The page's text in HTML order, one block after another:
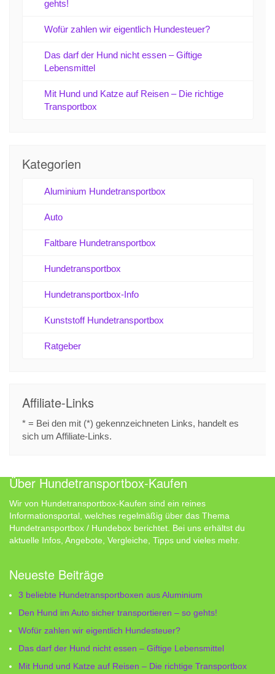
gehts!
Wofür zahlen wir eigentlich Hundesteuer?
Das darf der Hund nicht essen – Giftige
Lebensmittel
Mit Hund und Katze auf Reisen – Die richtige
Transportbox
Kategorien
Aluminium Hundetransportbox
Auto
Faltbare Hundetransportbox
Hundetransportbox
Hundetransportbox-Info
Kunststoff Hundetransportbox
Ratgeber
Affiliate-Links
* = Bei den mit (*) gekennzeichneten Links, handelt es
sich um Affiliate-Links.
Über Hundetransportbox-Kaufen
Wir von Hundetransportbox-Kaufen sind ein reines
Informationsportal, welches regelmäßig über das Thema
Hundetransportbox / Hundebox berichtet. Bei uns erhältst du
aktuelle Infos, Angebote, Vergleiche, Tipps und vieles mehr.
Neueste Beiträge
3 beliebte Hundetransportboxen aus Aluminium
Den Hund im Auto sicher transportieren – so gehts!
Wofür zahlen wir eigentlich Hundesteuer?
Das darf der Hund nicht essen – Giftige Lebensmittel
Mit Hund und Katze auf Reisen – Die richtige Transportbox